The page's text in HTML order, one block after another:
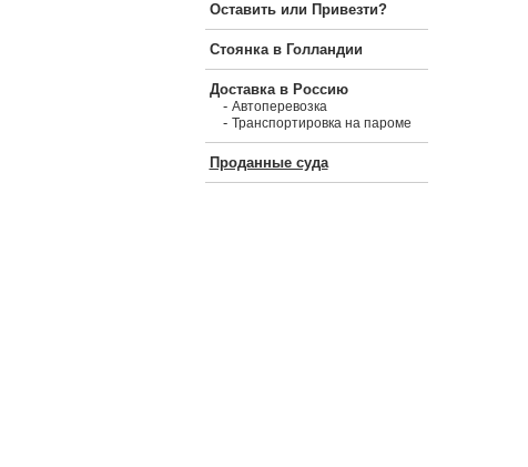
Оставить или Привезти?
Стоянка в Голландии
Доставка в Россию
- Автоперевозка
- Транспортировка на пароме
Проданные суда